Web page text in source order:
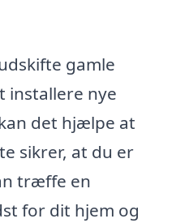
gamle
installere nye
det hjælpe at
sikrer, at du er
træffe en
for dit hjem og